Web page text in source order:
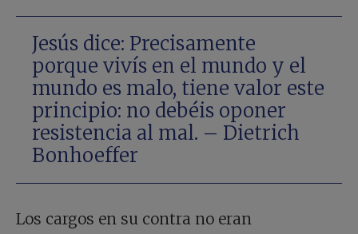
Jesús dice: Precisamente
porque vivís en el mundo y el
mundo es malo, tiene valor este
principio: no debéis oponer
resistencia al mal. – Dietrich
Bonhoeffer
Los cargos en su contra no eran